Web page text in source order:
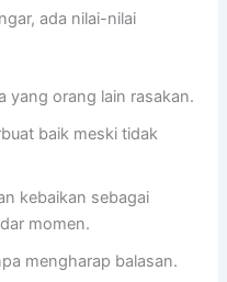
ada nilai-nilai
yang orang lain rasakan.
baik meski tidak
kebaikan sebagai
momen.
mengharap balasan.